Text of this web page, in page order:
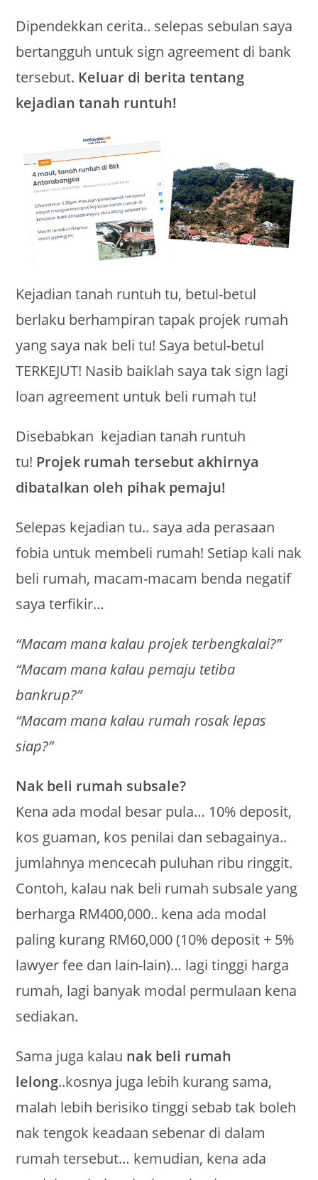
Dipendekkan cerita.. selepas sebulan saya
bertangguh untuk sign agreement di bank
tersebut. Keluar di berita tentang
kejadian tanah runtuh!
Kejadian tanah runtuh tu, betul-betul
berlaku berhampiran tapak projek rumah
yang saya nak beli tu! Saya betul-betul
TERKEJUT! Nasib baiklah saya tak sign lagi
loan agreement untuk beli rumah tu!
Disebabkan kejadian tanah runtuh
tu! Projek rumah tersebut akhirnya
dibatalkan oleh pihak pemaju!
Selepas kejadian tu.. saya ada perasaan
fobia untuk membeli rumah! Setiap kali nak
beli rumah, macam-macam benda negatif
saya terfikir…
“Macam mana kalau projek terbengkalai?”
“Macam mana kalau pemaju tetiba
bankrup?”
“Macam mana kalau rumah rosak lepas
siap?”
Nak beli rumah subsale?
Kena ada modal besar pula… 10% deposit,
kos guaman, kos penilai dan sebagainya..
jumlahnya mencecah puluhan ribu ringgit.
Contoh, kalau nak beli rumah subsale yang
berharga RM400,000.. kena ada modal
paling kurang RM60,000 (10% deposit + 5%
lawyer fee dan lain-lain)… lagi tinggi harga
rumah, lagi banyak modal permulaan kena
sediakan.
Sama juga kalau nak beli rumah
lelong..kosnya juga lebih kurang sama,
malah lebih berisiko tinggi sebab tak boleh
nak tengok keadaan sebenar di dalam
rumah tersebut… kemudian, kena ada